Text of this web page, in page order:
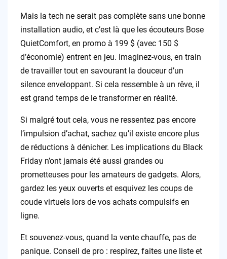
Mais la tech ne serait pas complète sans une bonne
installation audio, et c’est là que les écouteurs Bose
QuietComfort, en promo à 199 $ (avec 150 $
d’économie) entrent en jeu. Imaginez-vous, en train
de travailler tout en savourant la douceur d’un
silence enveloppant. Si cela ressemble à un rêve, il
est grand temps de le transformer en réalité.
Si malgré tout cela, vous ne ressentez pas encore
l’impulsion d’achat, sachez qu’il existe encore plus
de réductions à dénicher. Les implications du Black
Friday n’ont jamais été aussi grandes ou
prometteuses pour les amateurs de gadgets. Alors,
gardez les yeux ouverts et esquivez les coups de
coude virtuels lors de vos achats compulsifs en
ligne.
Et souvenez-vous, quand la vente chauffe, pas de
panique. Conseil de pro : respirez, faites une liste et